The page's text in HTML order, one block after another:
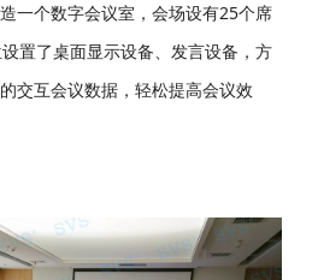
一个数字会议室，会场设有25个席
置了桌面显示设备、发言设备，方
交互会议数据，轻松提高会议效